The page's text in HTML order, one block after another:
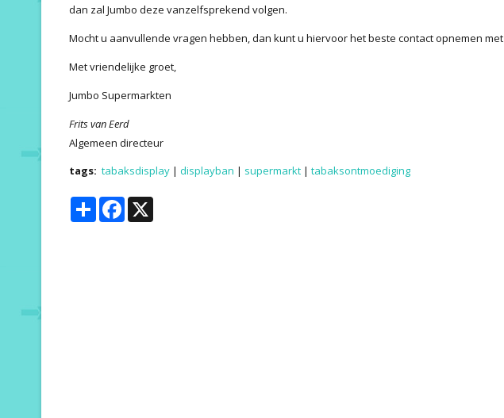
dan zal Jumbo deze vanzelfsprekend volgen.
Mocht u aanvullende vragen hebben, dan kunt u hiervoor het beste contact opnemen met
Met vriendelijke groet,
Jumbo Supermarkten
Frits van Eerd
Algemeen directeur
tags: tabaksdisplay | displayban | supermarkt | tabaksontmoediging
Share Facebook